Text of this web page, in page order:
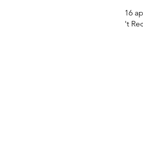
16
't